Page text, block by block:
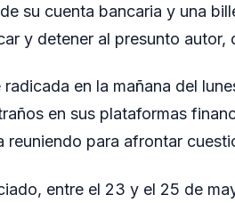
su cuenta bancaria y una
y detener al presunto autor,
en la mañana del
en sus plataformas
reuniendo para afrontar
entre el 23 y el 25 de